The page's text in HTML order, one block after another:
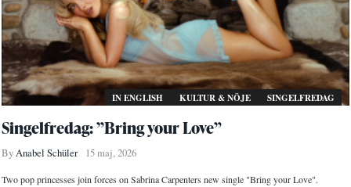
IN ENGLISH KULTUR & NÖJE SINGELFREDAG
Singelfredag: ”Bring your Love”
ByAnabel Schüler 15 maj, 2026
Two pop princesses join forces on Sabrina Carpenters new single "Bring your Love".